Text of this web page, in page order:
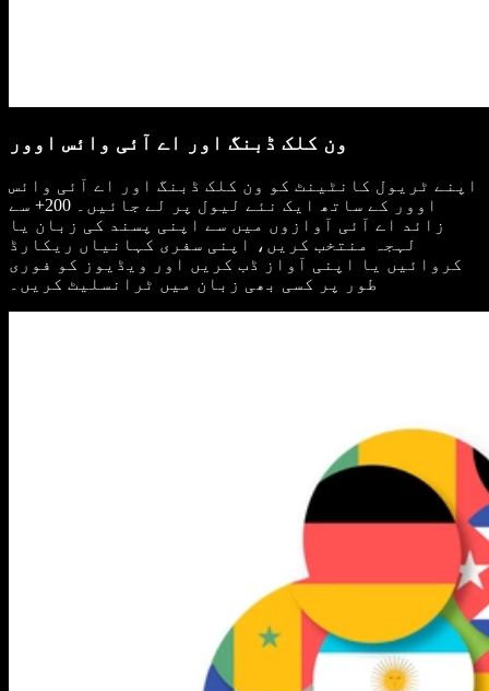
ون کلک ڈبنگ اور اے آئی وائس اوور
اپنے ٹریول کانٹینٹ کو ون کلک ڈبنگ اور اے آئی وائس
اوور کے ساتھ ایک نئے لیول پر لے جائیں۔ 200+ سے
زائد اے آئی آوازوں میں سے اپنی پسند کی زبان یا
لہجہ منتخب کریں، اپنی سفری کہانیاں ریکارڈ
کروائیں یا اپنی آواز ڈب کریں اور ویڈیوز کو فوری
طور پر کسی بھی زبان میں ٹرانسلیٹ کریں۔